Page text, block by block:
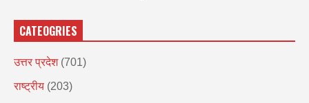
CATEOGRIES
उत्तर प्रदेश (701)
राष्ट्रीय (203)